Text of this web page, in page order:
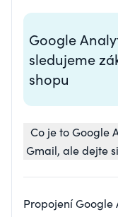
Google
sledujeme
shopu
Co je to Google
Gmail, ale dejte
Propojení Google